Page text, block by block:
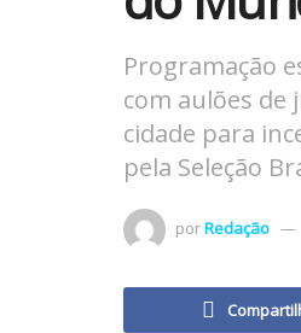
Programação
com aulões de
cidade para
pela Seleção
porRedação